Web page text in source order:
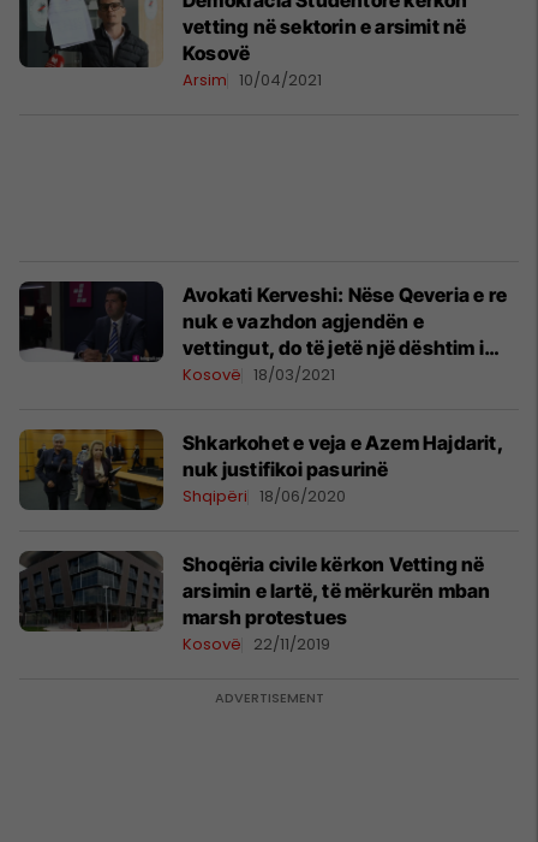
vetting në sektorin e arsimit në
Kosovë
Arsim 10/04/2021
Avokati Kerveshi: Nëse Qeveria e re
nuk e vazhdon agjendën e
vettingut, do të jetë një dështim i
madh për të
Kosovë 18/03/2021
Shkarkohet e veja e Azem Hajdarit,
nuk justifikoi pasurinë
Shqipëri 18/06/2020
Shoqëria civile kërkon Vetting në
arsimin e lartë, të mërkurën mban
marsh protestues
Kosovë 22/11/2019